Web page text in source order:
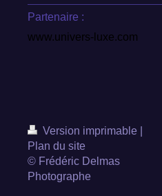
Partenaire :
www.univers-luxe.com
Version imprimable
Plan du site
© Frédéric Delmas
Photographe